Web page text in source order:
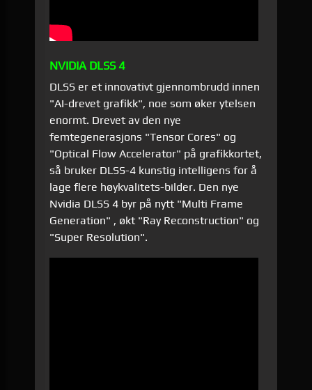
NVIDIA DLSS 4
DLSS er et innovativt gjennombrudd innen
"AI-drevet grafikk", noe som øker ytelsen
enormt. Drevet av den nye
femtegenerasjons "Tensor Cores" og
"Optical Flow Accelerator" på grafikkortet,
så bruker DLSS-4 kunstig intelligens for å
lage flere høykvalitets-bilder. Den nye
Nvidia DLSS 4 byr på nytt "Multi Frame
Generation" , økt "Ray Reconstruction" og
"Super Resolution".